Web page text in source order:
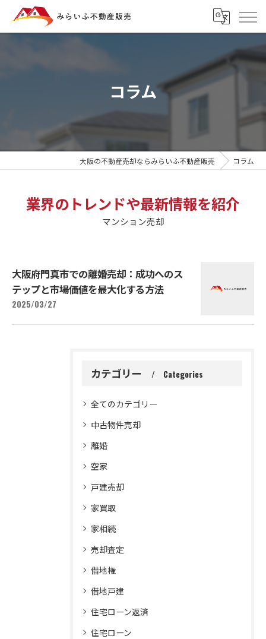
コラム
大阪の不動産売却ならみらいふ不動産販売 コラム
業界のトレンドや最新情報を紹介
マンション売却
大阪府門真市での離婚売却：成功へのス
テップと市場価値を最大化する方法
2025/03/27
カテゴリー Categories
全てのカテゴリー
中古物件売却
離婚
空家
戸建売却
家買取
家相続
売却査定
借地権
借地戸建
住宅ローン返済
住宅ローン